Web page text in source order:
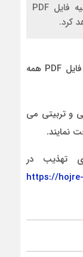
معاونت تهذیب و تربیت حوزه های علمیه فایل PDF
کرد.
معاونت تهذیب و تربیت حوزه های علمیه فایل PDF همه
و تربیتی می
نمایند.
تهذیب در